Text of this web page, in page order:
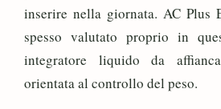
inserire nella giornata. AC Plus
spesso valutato proprio in
integratore liquido da
orientata al controllo del peso.